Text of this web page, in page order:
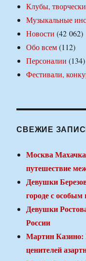
Клубы,
Музыкальные
Новости (42 062)
Обо всем(112)
Персоналии (134)
Фестивали,
СВЕЖИЕ
Москва
путешествие
Девушки
городе с
Девушки
России
Мартин
ценителей